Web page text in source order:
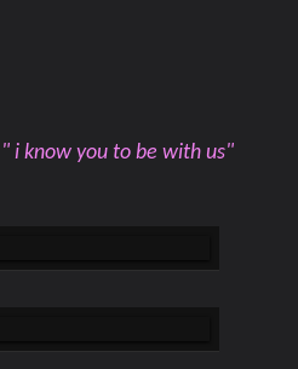
" i know you to be with us"